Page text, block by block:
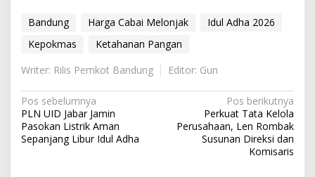
Bandung Harga Cabai Melonjak
Idul Adha 2026
Kepokmas
Ketahanan Pangan
Writer: Rilis Pemkot Bandung
Editor: Gun
Navigasi
pos
Pos sebelumnya
PLN UID Jabar Jamin
Pasokan Listrik Aman
Sepanjang Libur Idul Adha
Pos berikutnya
Perkuat Tata Kelola
Perusahaan, Len Rombak
Susunan Direksi dan
Komisaris